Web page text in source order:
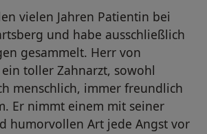
vielen Jahren Patientin bei
und habe ausschließlich
gesammelt. Herr von
toller Zahnarzt, sowohl
menschlich, immer freundlich
Er nimmt einem mit seiner
humorvollen Art jede Angst vor